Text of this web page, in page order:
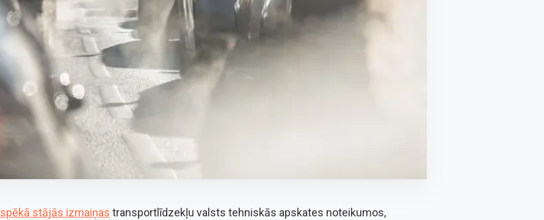
spēkā stājās izmaiņas transportlīdzekļu valsts tehniskās apskates noteikumos,